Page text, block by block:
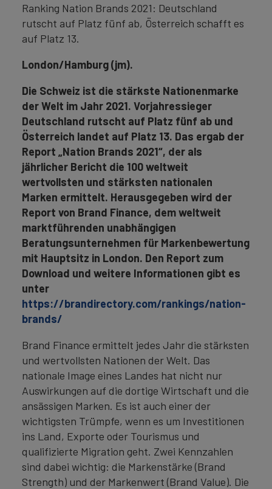
Ranking Nation Brands 2021: Deutschland
rutscht auf Platz fünf ab, Österreich schafft es
auf Platz 13.
London/Hamburg (jm).
Die Schweiz ist die stärkste Nationenmarke
der Welt im Jahr 2021. Vorjahressieger
Deutschland rutscht auf Platz fünf ab und
Österreich landet auf Platz 13. Das ergab der
Report „Nation Brands 2021“, der als
jährlicher Bericht die 100 weltweit
wertvollsten und stärksten nationalen
Marken ermittelt. Herausgegeben wird der
Report von Brand Finance, dem weltweit
marktführenden unabhängigen
Beratungsunternehmen für Markenbewertung
mit Hauptsitz in London. Den Report zum
Download und weitere Informationen gibt es
unter
https://brandirectory.com/rankings/nation-
brands/
Brand Finance ermittelt jedes Jahr die stärksten
und wertvollsten Nationen der Welt. Das
nationale Image eines Landes hat nicht nur
Auswirkungen auf die dortige Wirtschaft und die
ansässigen Marken. Es ist auch einer der
wichtigsten Trümpfe, wenn es um Investitionen
ins Land, Exporte oder Tourismus und
qualifizierte Migration geht. Zwei Kennzahlen
sind dabei wichtig: die Markenstärke (Brand
Strength) und der Markenwert (Brand Value). Die